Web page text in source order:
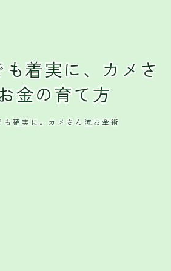
着実に、カメさ
金の育て方
も確実に。カメさん流お金術